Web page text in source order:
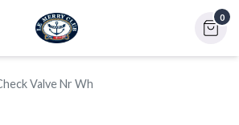
0
Valve Nr Wh